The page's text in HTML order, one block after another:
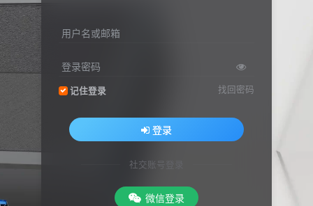
用户名或邮箱
登录密码
记住登录 找回密码
登录
社交账号登录
微信登录